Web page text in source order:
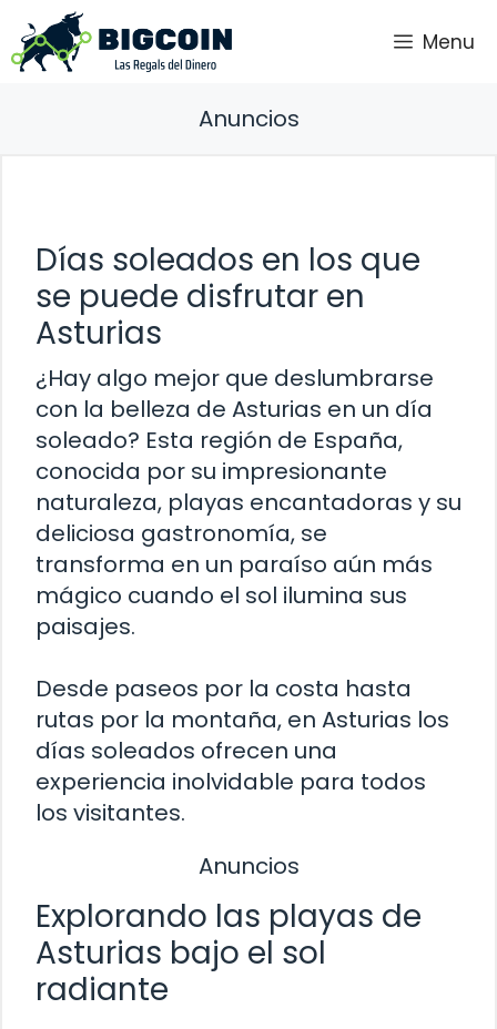
Saltar
al
contenido
Menu
Anuncios
Días soleados en los que
se puede disfrutar en
Asturias
¿Hay algo mejor que deslumbrarse
con la belleza de Asturias en un día
soleado? Esta región de España,
conocida por su impresionante
naturaleza, playas encantadoras y su
deliciosa gastronomía, se
transforma en un paraíso aún más
mágico cuando el sol ilumina sus
paisajes.
Desde paseos por la costa hasta
rutas por la montaña, en Asturias los
días soleados ofrecen una
experiencia inolvidable para todos
los visitantes.
Anuncios
Explorando las playas de
Asturias bajo el sol
radiante